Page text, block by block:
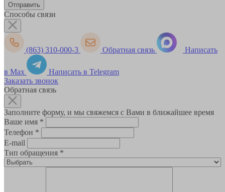
Способы связи
(863) 310-000-3 Обратная связь Написать
в Max
Написать в Telegram
Заказать звонок
Обратная связь
Заполните форму, и мы свяжемся с Вами в ближайшее время
Ваше имя *
Телефон *
E-mail
Тип обращения *